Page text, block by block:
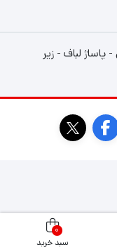
لباف - زیر
0
سبد خرید